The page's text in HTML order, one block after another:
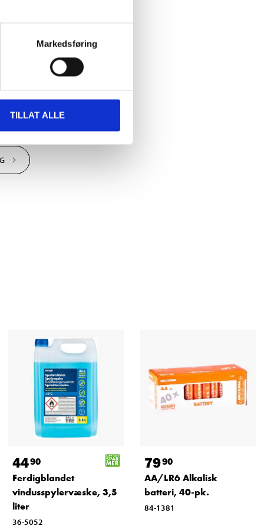
Markedsføring
TILLAT ALLE
4490
Ferdigblandet
vindusspylervæske, 3,5
liter
36-5052
7990
AA/LR6 Alkalisk
batteri, 40-pk.
84-1381